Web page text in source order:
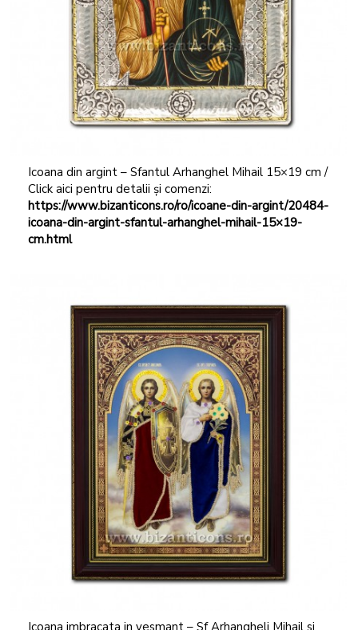
Icoana din argint – Sfantul Arhanghel Mihail 15×19 cm /
Click aici pentru detalii și comenzi:
https://www.bizanticons.ro/ro/icoane-din-argint/20484-
icoana-din-argint-sfantul-arhanghel-mihail-15×19-
cm.html
Icoana imbracata in vesmant – Sf Arhangheli Mihail si